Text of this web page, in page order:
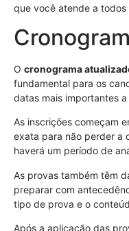
que você atende a todos
O cronograma
fundamental para os
datas mais importantes
As inscrições começam
exata para não perder a
haverá um período de
As provas também têm
preparar com
tipo de prova e o
Após a aplicação das